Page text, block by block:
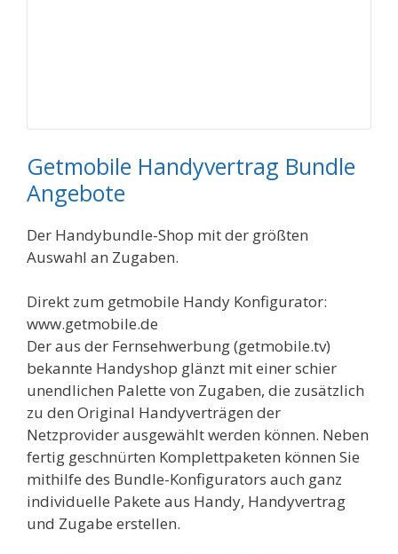
Getmobile Handyvertrag Bundle
Angebote
Der Handybundle-Shop mit der größten
Auswahl an Zugaben.
Direkt zum getmobile Handy Konfigurator:
www.getmobile.de
Der aus der Fernsehwerbung (getmobile.tv)
bekannte Handyshop glänzt mit einer schier
unendlichen Palette von Zugaben, die zusätzlich
zu den Original Handyverträgen der
Netzprovider ausgewählt werden können. Neben
fertig geschnürten Komplettpaketen können Sie
mithilfe des Bundle-Konfigurators auch ganz
individuelle Pakete aus Handy, Handyvertrag
und Zugabe erstellen.